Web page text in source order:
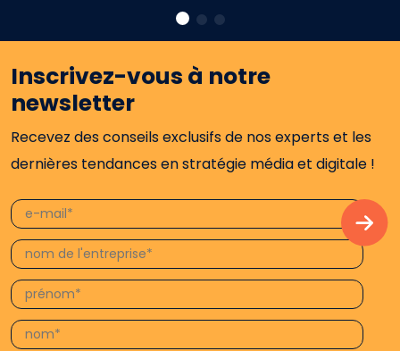
Inscrivez-vous à notre
newsletter
Recevez des conseils exclusifs de nos experts et les
dernières tendances en stratégie média et digitale !